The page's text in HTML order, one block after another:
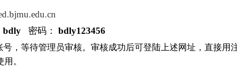
bdly 密码： bdly123456
号，等待管理员审核。审核成功后可登陆上述网址，直接用
。